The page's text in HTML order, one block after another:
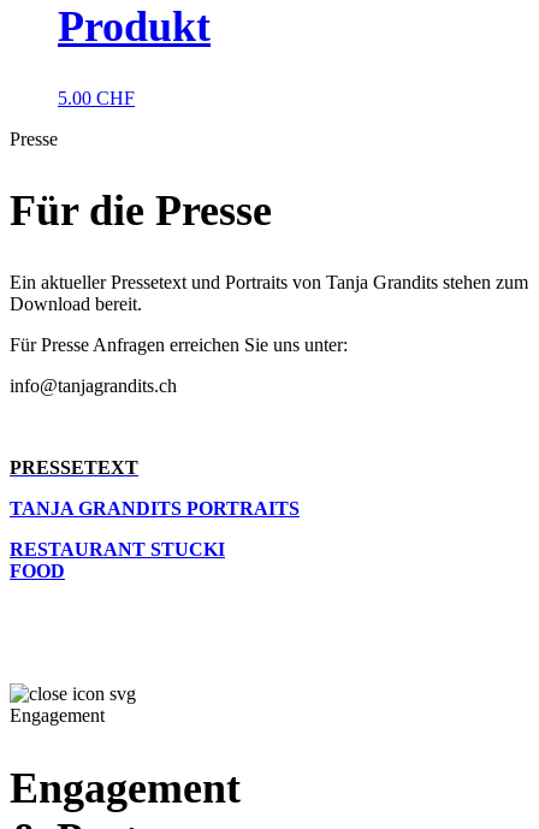
Produkt
5.00 CHF
Presse
Für die Presse
Ein aktueller Pressetext und Portraits von Tanja Grandits stehen zum
Download bereit.
Für Presse Anfragen erreichen Sie uns unter:
info@tanjagrandits.ch
PRESSETEXT
TANJA GRANDITS PORTRAITS
RESTAURANT STUCKI
FOOD
Engagement
Engagement